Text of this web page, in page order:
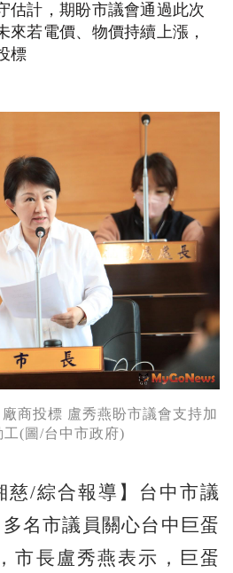
估計，期盼市議會通過此次
來若電價、物價持續上漲，
標
商投標 盧秀燕盼市議會支持加
工(圖/台中市政府)
慈/綜合報導】台中市議
名市議員關心台中巨蛋
市長盧秀燕表示，巨蛋